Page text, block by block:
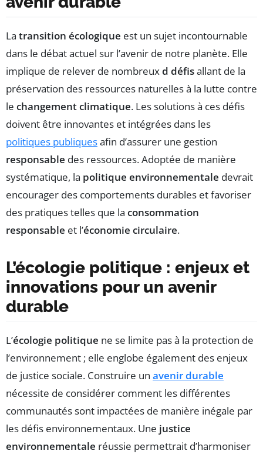
La transition écologique est un sujet incontournable
dans le débat actuel sur l’avenir de notre planète. Elle
implique de relever de nombreuxd défisallant de la
préservation des ressources naturelles à la lutte contre
le changement climatique. Les solutions à ces défis
doivent être innovantes et intégrées dans les
politiques publiquesafin d’assurer une gestion
responsable des ressources. Adoptée de manière
systématique, la politique environnementale devrait
encourager des comportements durables et favoriser
des pratiques telles que la consommation
responsable et l’économie circulaire.
L’écologie politique : enjeux et
innovations pour un avenir
durable
L’écologie politique ne se limite pas à la protection de
l’environnement ; elle englobe également des enjeux
de justice sociale. Construire un avenir durable
nécessite de considérer comment les différentes
communautés sont impactées de manière inégale par
les défis environnementaux. Une justice
environnementale réussie permettrait d’harmoniser